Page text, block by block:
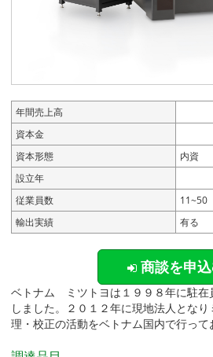
年間売上高
資本金
資本形態
内資
設立年
従業員数
11~50
輸出実績
有る
商談を申
ベトナム ミツトヨは１９９８年に駐在
しました。２０１２年に現地法人とな
理・校正の活動をベトナム国内で行って